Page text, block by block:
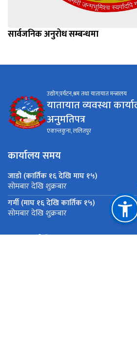
सार्वजनिक अनुरोध सम्बन्धमा
उद्योग,पर्यटन,श्रम तथा यातायात मन्त्रालय
यातायात व्यवस्था
अनुमतिपत्र
एकान्तकुना, ललितपुर
कार्यालय समय
जाडो (कार्तिक १६ देखि माघ १५)
सोमबार देखि शुक्रबार
गर्मी (माघ १६ देखि कार्तिक १५)
सोमबार देखि शुक्रबार
महत्त्वपूर्ण लिङ्कहरू